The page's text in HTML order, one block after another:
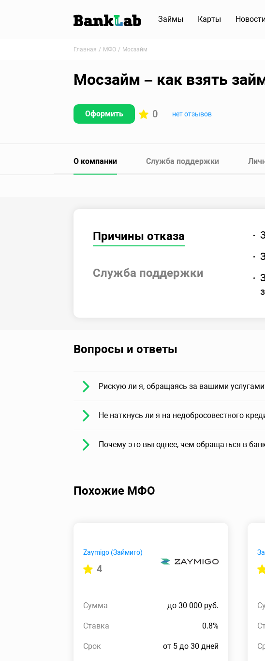
Займы Карты Новости
Главная МФО Мосзайм
Мосзайм – как взять
Оформить 0 нет отзывов
О компании Служба поддержки
Причины отказа
Служба поддержки
Вопросы и ответы
Рискую ли я, обращаясь за вашими
Не наткнусь ли я на недобросовестного
Почему это выгоднее, чем обращаться в
Похожие МФО
Zaymigo (Займиго)
4
Сумма до 30 000 руб.
Ставка 0.8%
Срок от 5 до 30 дней